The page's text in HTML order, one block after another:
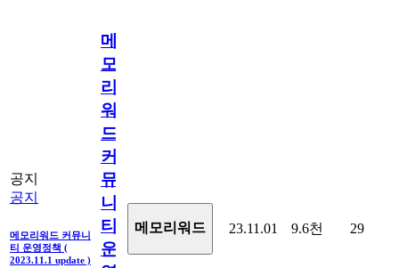
공지
공지
메모리워드 커뮤니
티 운영정책 (
2023.11.1 update )
메
모
리
워
드
커
뮤
니
티
운
메모리워드 23.11.01 9.6천 29